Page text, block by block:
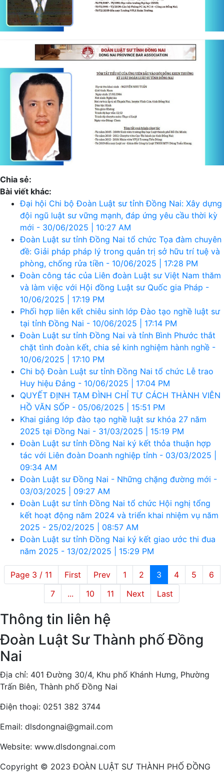
Chia sẻ:
Bài viết khác:
Đại hội Chi bộ Đoàn Luật sư tỉnh Đồng Nai: Xây dựng
đội ngũ luật sư vững mạnh, đáp ứng yêu cầu thời kỳ
mới - 30/06/2025 | 10:27 AM
Đoàn Luật sư tỉnh Đồng Nai tổ chức Tọa đàm chuyên
đề: Giải pháp pháp lý trong quản trị sở hữu trí tuệ và
phòng, chống rửa tiền - 10/06/2025 | 17:28 PM
Đoàn công tác của Liên đoàn Luật sư Việt Nam thăm
và làm việc với Hội đồng Luật sư Quốc gia Pháp -
10/06/2025 | 17:19 PM
Phối hợp liên kết chiêu sinh lớp Đào tạo nghề luật sư
tại tỉnh Đồng Nai - 10/06/2025 | 17:14 PM
Đoàn Luật sư tỉnh Đồng Nai và tỉnh Bình Phước thắt
chặt tình đoàn kết, chia sẻ kinh nghiệm hành nghề -
10/06/2025 | 17:10 PM
Chi bộ Đoàn Luật sư tỉnh Đồng Nai tổ chức Lễ trao
Huy hiệu Đảng - 10/06/2025 | 17:04 PM
QUYẾT ĐỊNH TẠM ĐÌNH CHỈ TƯ CÁCH THÀNH VIÊN
HỒ VĂN SỐP - 05/06/2025 | 15:51 PM
Khai giảng lớp đào tạo nghề luật sư khóa 27 năm
2025 tại Đồng Nai - 31/03/2025 | 15:19 PM
Đoàn Luật sư tỉnh Đồng Nai ký kết thỏa thuận hợp
tác với Liên đoàn Doanh nghiệp tỉnh - 03/03/2025 |
09:34 AM
Đoàn Luật sư Đồng Nai - Những chặng đường mới -
03/03/2025 | 09:27 AM
Đoàn Luật sư tỉnh Đồng Nai tổ chức Hội nghị tổng
kết hoạt động năm 2024 và triển khai nhiệm vụ năm
2025 - 25/02/2025 | 08:57 AM
Đoàn Luật sư tỉnh Đồng Nai ký kết giao ước thi đua
năm 2025 - 13/02/2025 | 15:29 PM
Page 3 / 11 First Prev 1 2 3 4 5
6
7
... 10 11 Next Last
Thông tin liên hệ
Đoàn Luật Sư Thành phố Đồng
Nai
Địa chỉ: 401 Đường 30/4, Khu phố Khánh Hưng, Phường
Trấn Biên, Thành phố Đồng Nai
Điện thoại: 0251 382 3744
Email: dlsdongnai@gmail.com
Website: www.dlsdongnai.com
Copyright © 2023 ĐOÀN LUẬT SƯ THÀNH PHỐ ĐỒNG